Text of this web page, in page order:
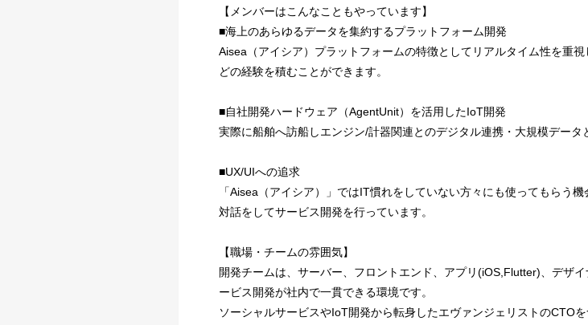
【メンバーはこんなこともやっています】
■海上のあらゆるデータを集約するプラットフォーム開発
Aisea（アイシア）プラットフォームの特徴としてリアルタイム性を重
どの経験を積むことができます。
■自社開発ハードウェア（AgentUnit）を活用したIoT開発
実際に船舶へ訪船しエンジン/計器関連とのデジタル連携・大規模データ
■UX/UIへの追求
「Aisea（アイシア）」ではIT慣れをしていない方々にも使ってもらう
対話をしてサービス開発を行っています。
【職場・チームの雰囲気】
開発チームは、サーバー、フロントエンド、アプリ(iOS,Flutter)、デザ
ービス開発が社内で一貫できる環境です。
ソーシャルサービスやIoT開発から転身したエヴァンジェリストのCTO